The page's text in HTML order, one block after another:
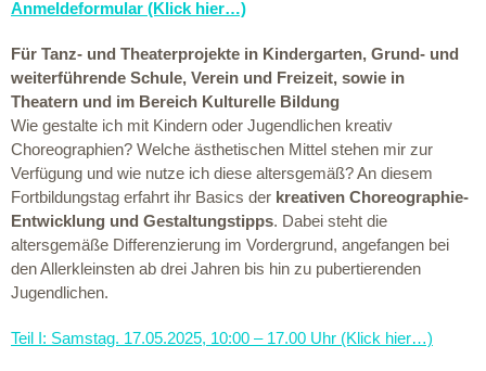
Anmeldeformular (Klick hier…)
Für Tanz- und Theaterprojekte in Kindergarten, Grund- und
weiterführende Schule, Verein und Freizeit, sowie in
Theatern und im Bereich Kulturelle Bildung
Wie gestalte ich mit Kindern oder Jugendlichen kreativ
Choreographien? Welche ästhetischen Mittel stehen mir zur
Verfügung und wie nutze ich diese altersgemäß? An diesem
Fortbildungstag erfahrt ihr Basics der kreativen Choreographie-
Entwicklung und Gestaltungstipps. Dabei steht die
altersgemäße Differenzierung im Vordergrund, angefangen bei
den Allerkleinsten ab drei Jahren bis hin zu pubertierenden
Jugendlichen.
Teil I: Samstag. 17.05.2025, 10:00 – 17.00 Uhr (Klick hier…)